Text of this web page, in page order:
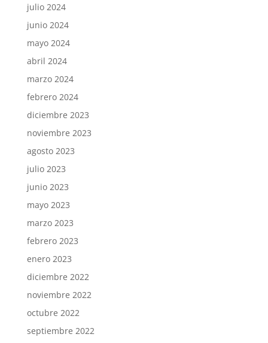
julio 2024
junio 2024
mayo 2024
abril 2024
marzo 2024
febrero 2024
diciembre 2023
noviembre 2023
agosto 2023
julio 2023
junio 2023
mayo 2023
marzo 2023
febrero 2023
enero 2023
diciembre 2022
noviembre 2022
octubre 2022
septiembre 2022